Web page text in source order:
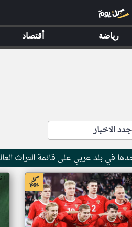
الاخبار
في بلد عربي على قائمة التراث
رياضة أقتصاد